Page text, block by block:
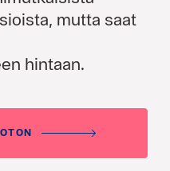
mutta saat
hintaan.